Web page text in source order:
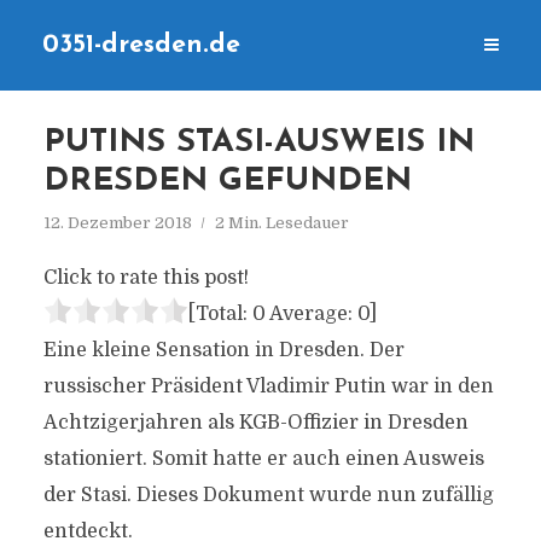
0351-dresden.de
PUTINS STASI-AUSWEIS IN
DRESDEN GEFUNDEN
12. Dezember 2018 2 Min. Lesedauer
Click to rate this post!
[Total: 0 Average: 0]
Eine kleine Sensation in Dresden. Der
russischer Präsident Vladimir Putin war in den
Achtzigerjahren als KGB-Offizier in Dresden
stationiert. Somit hatte er auch einen Ausweis
der Stasi. Dieses Dokument wurde nun zufällig
entdeckt.